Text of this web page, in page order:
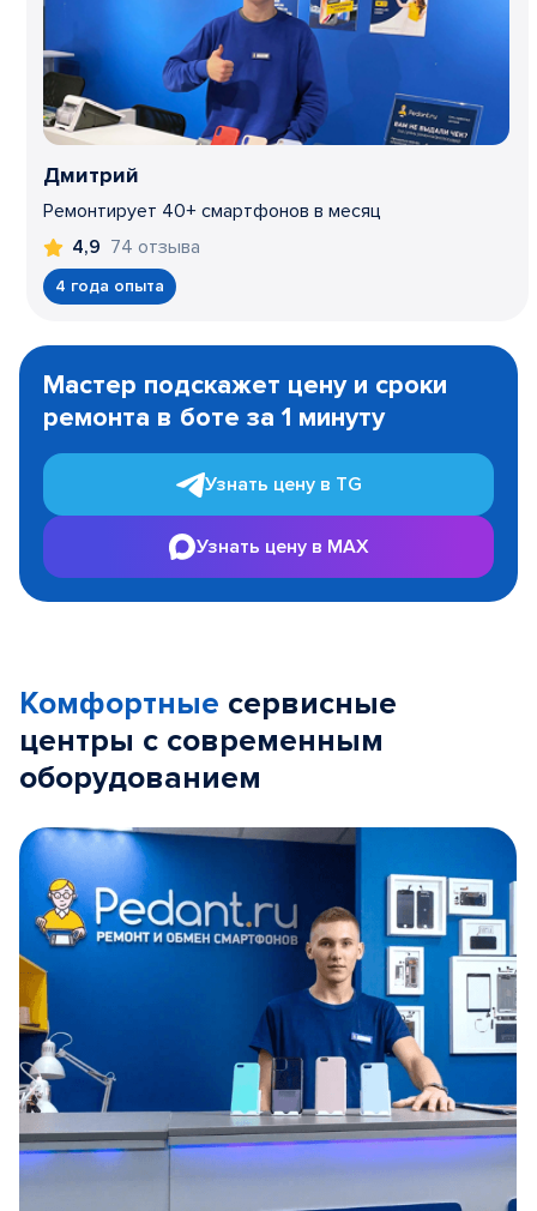
Дмитрий
Ремонтирует 40+ смартфонов в месяц
4,9 74 отзыва
4 года опыта
1
Мастер подскажет цену и сроки
ремонта в боте за 1 минуту
Узнать цену в TG
Узнать цену в MAX
Комфортные сервисные
центры с современным
оборудованием